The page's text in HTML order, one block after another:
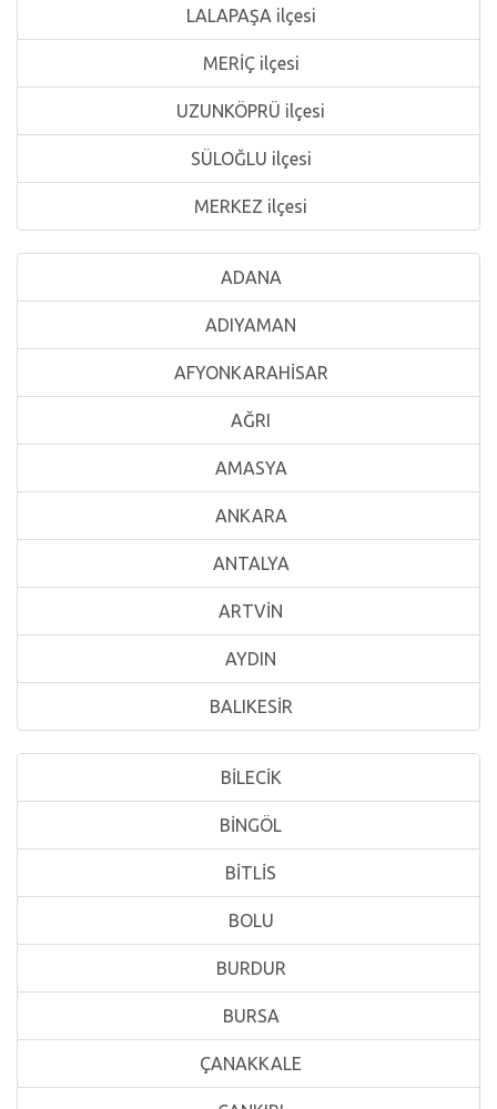
LALAPAŞA ilçesi
MERİÇ ilçesi
UZUNKÖPRÜ ilçesi
SÜLOĞLU ilçesi
MERKEZ ilçesi
ADANA
ADIYAMAN
AFYONKARAHİSAR
AĞRI
AMASYA
ANKARA
ANTALYA
ARTVİN
AYDIN
BALIKESİR
BİLECİK
BİNGÖL
BİTLİS
BOLU
BURDUR
BURSA
ÇANAKKALE